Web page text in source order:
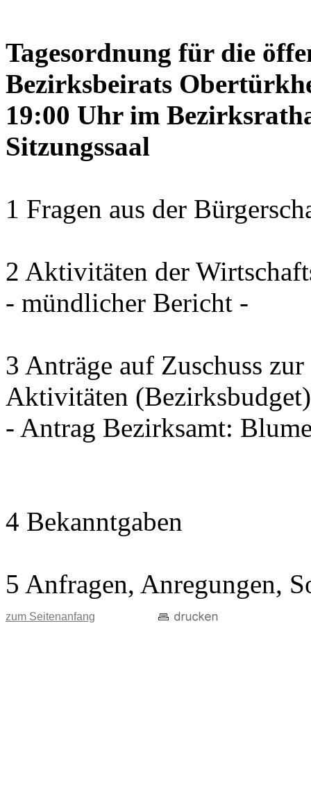
Tagesordnung für die
Bezirksbeirats
19:00 Uhr im
Sitzungssaal
1 Fragen aus der
2 Aktivitäten der
- mündlicher Bericht -
3 Anträge auf Zuschuss
Aktivitäten (Bezirksbudget)
- Antrag Bezirksamt:
4 Bekanntgaben
5 Anfragen, Anregungen,
zum Seitenanfang